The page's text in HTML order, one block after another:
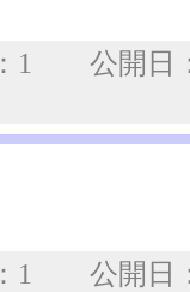
：1 公開
：1 公開